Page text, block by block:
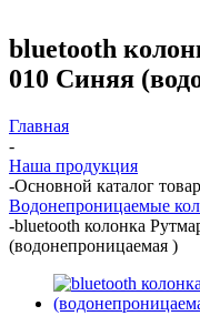
bluetooth
010 Синяя
Главная
-
Наша продукция
-Основной каталог
Водонепроницаемые
-bluetooth колонка
(водонепроницаемая )